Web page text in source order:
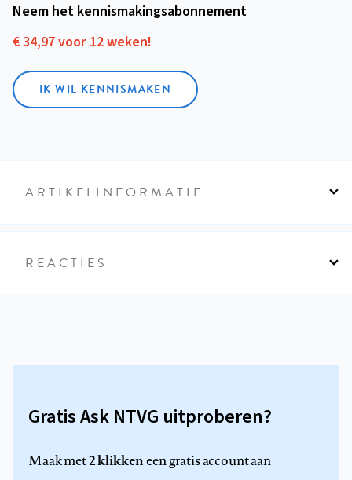
Neem het kennismakings­abonnement
€ 34,97 voor 12 weken!
IK WIL KENNISMAKEN
ARTIKELINFORMATIE
REACTIES
Gratis Ask NTVG uitproberen?
Maak met2 klikkeneen gratis account aan